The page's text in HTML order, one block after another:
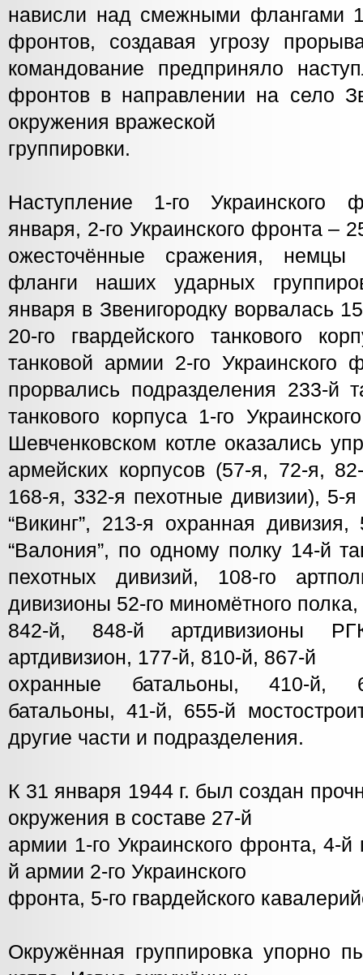
нависли над смежными флангами
фронтов, создавая угрозу
командование предприняло
фронтов в направлении на село
окружения вражеской
группировки.
Наступление 1-го Украинского
января, 2-го Украинского фронта –
ожесточённые сражения, немцы
фланги наших ударных
января в Звенигородку ворвалась
20-го гвардейского танкового
танковой армии 2-го Украинского
прорвались подразделения 233-й
танкового корпуса 1-го
Шевченковском котле оказались
армейских корпусов (57-я, 72-я,
168-я, 332-я пехотные дивизии), 5-
“Викинг”, 213-я охранная
“Валония”, по одному полку 14-й
пехотных дивизий, 108-го
дивизионы 52-го миномётного полка,
842-й, 848-й артдивизионы
артдивизион, 177-й, 810-й, 867-й
охранные батальоны, 410-й,
батальоны, 41-й, 655-й
другие части и подразделения.
К 31 января 1944 г. был создан
окружения в составе 27-й
армии 1-го Украинского фронта, 4-й
й армии 2-го Украинского
фронта, 5-го гвардейского
Окружённая группировка упорно